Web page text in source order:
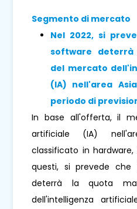
Segmento di mercato
Nel 2022, si
software
del mercato
(IA) nell'area
periodo di
In base all'offerta, il
artificiale (IA)
classificato in
questi, si prevede che
deterrà la quota
dell'intelligenza